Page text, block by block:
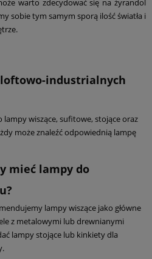
warto zdecydować się na żyrandol
sobie tym samym sporą ilość światła i
industrialnych
lampy wiszące, sufitowe, stojące oraz
może znaleźć odpowiednią lampę
mieć lampy do
lampy wiszące jako główne
z metalowymi lub drewnianymi
lampy stojące lub kinkiety dla